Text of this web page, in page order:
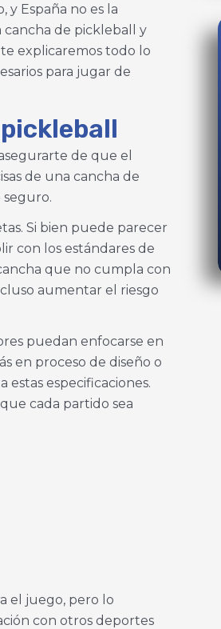
España no es la
cancha de pickleball y
explicaremos todo lo
para jugar de
de que el
de una cancha de
seguro.
Si bien puede parecer
con los estándares de
que no cumpla con
aumentar el riesgo
puedan enfocarse en
en proceso de diseño o
especificaciones.
cada partido sea
el juego, pero lo
con otros deportes